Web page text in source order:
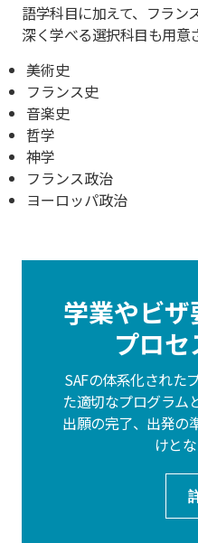
語学科目に加えて、フラン
深く学べる選択科目も用意
美術史
フランス史
音楽史
哲学
神学
フランス政治
ヨーロッパ政治
学業やビ
プロ
SAFの体系化された
た適切なプログラム
出願の完了、出発の
けとな